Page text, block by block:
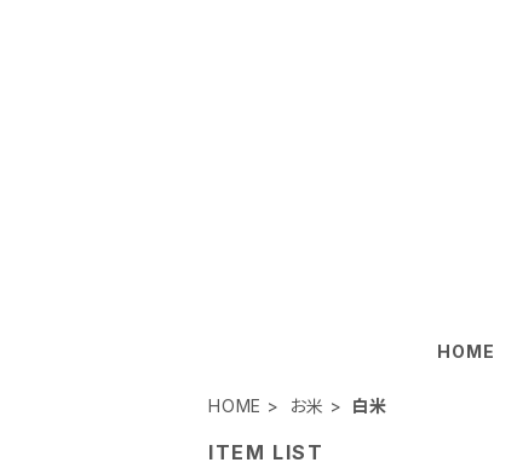
HOME
HOME お米 白米
ITEM LIST